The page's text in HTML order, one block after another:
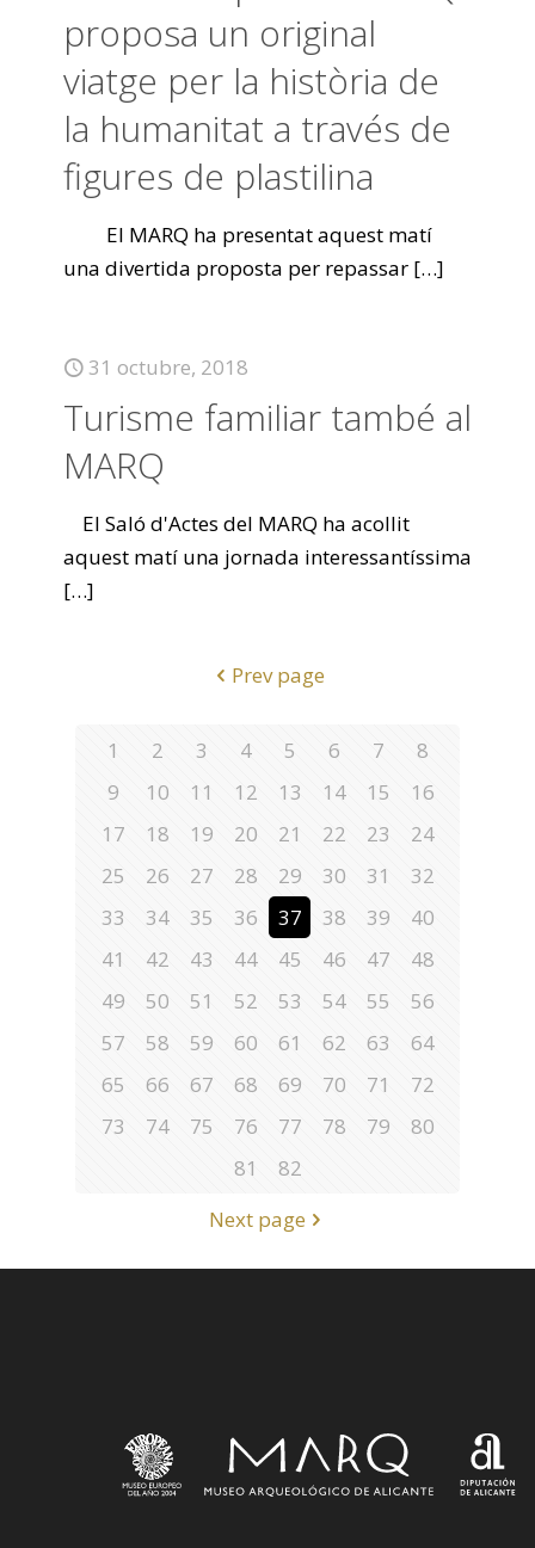
proposa un original
viatge per la història de
la humanitat a través de
figures de plastilina
El MARQ ha presentat aquest matí
una divertida proposta per repassar […]
31 octubre, 2018
Turisme familiar també al
MARQ
El Saló d'Actes del MARQ ha acollit
aquest matí una jornada interessantíssima
[…]
Prev page
1 2 3 4 5 6 7
8
9
10 11 12 13 14 15
16
17
18 19 20 21 22 23
24
25
26 27 28 29 30 31
32
33
34 35 36 37 38 39
40
41
42 43 44 45 46 47
48
49
50 51 52 53 54 55
56
57
58 59 60 61 62 63
64
65
66 67 68 69 70 71
72
73
74 75 76 77 78 79
80
81
82
Next page